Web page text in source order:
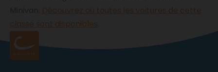
Découvrez où toutes les voitures de cette
classe sont disponibles